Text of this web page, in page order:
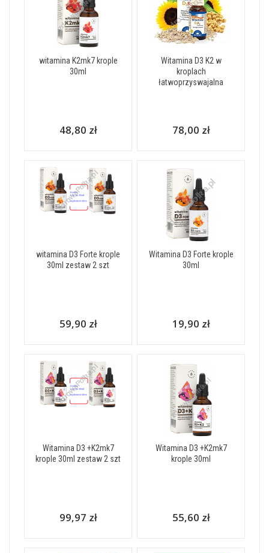
witamina K2mk7 krople
30ml
48,80 zł
Witamina D3 K2 w
kroplach
łatwoprzyswajalna
78,00 zł
witamina D3 Forte krople
30ml zestaw 2 szt
59,90 zł
Witamina D3 Forte krople
30ml
19,90 zł
Witamina D3 +K2mk7
krople 30ml zestaw 2 szt
99,97 zł
Witamina D3 +K2mk7
krople 30ml
55,60 zł